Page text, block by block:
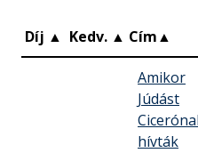
Díj ▲ Kedv. ▲ Cím▲
Amikor
Júdást
hívták